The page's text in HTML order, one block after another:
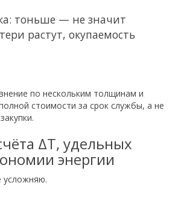
тоньше — не значит
растут, окупаемость
по нескольким толщинам и
стоимости за срок службы, а не
ΔT, удельных
энергии
усложняю.